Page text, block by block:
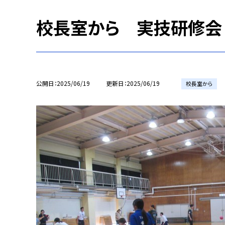
校長室から 実技研修会
公開日 2025/06/19 更新日 2025/06/19 校長室から